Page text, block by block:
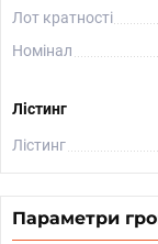
Лот кратності
Номінал
Лістинг
Лістинг
Параметри